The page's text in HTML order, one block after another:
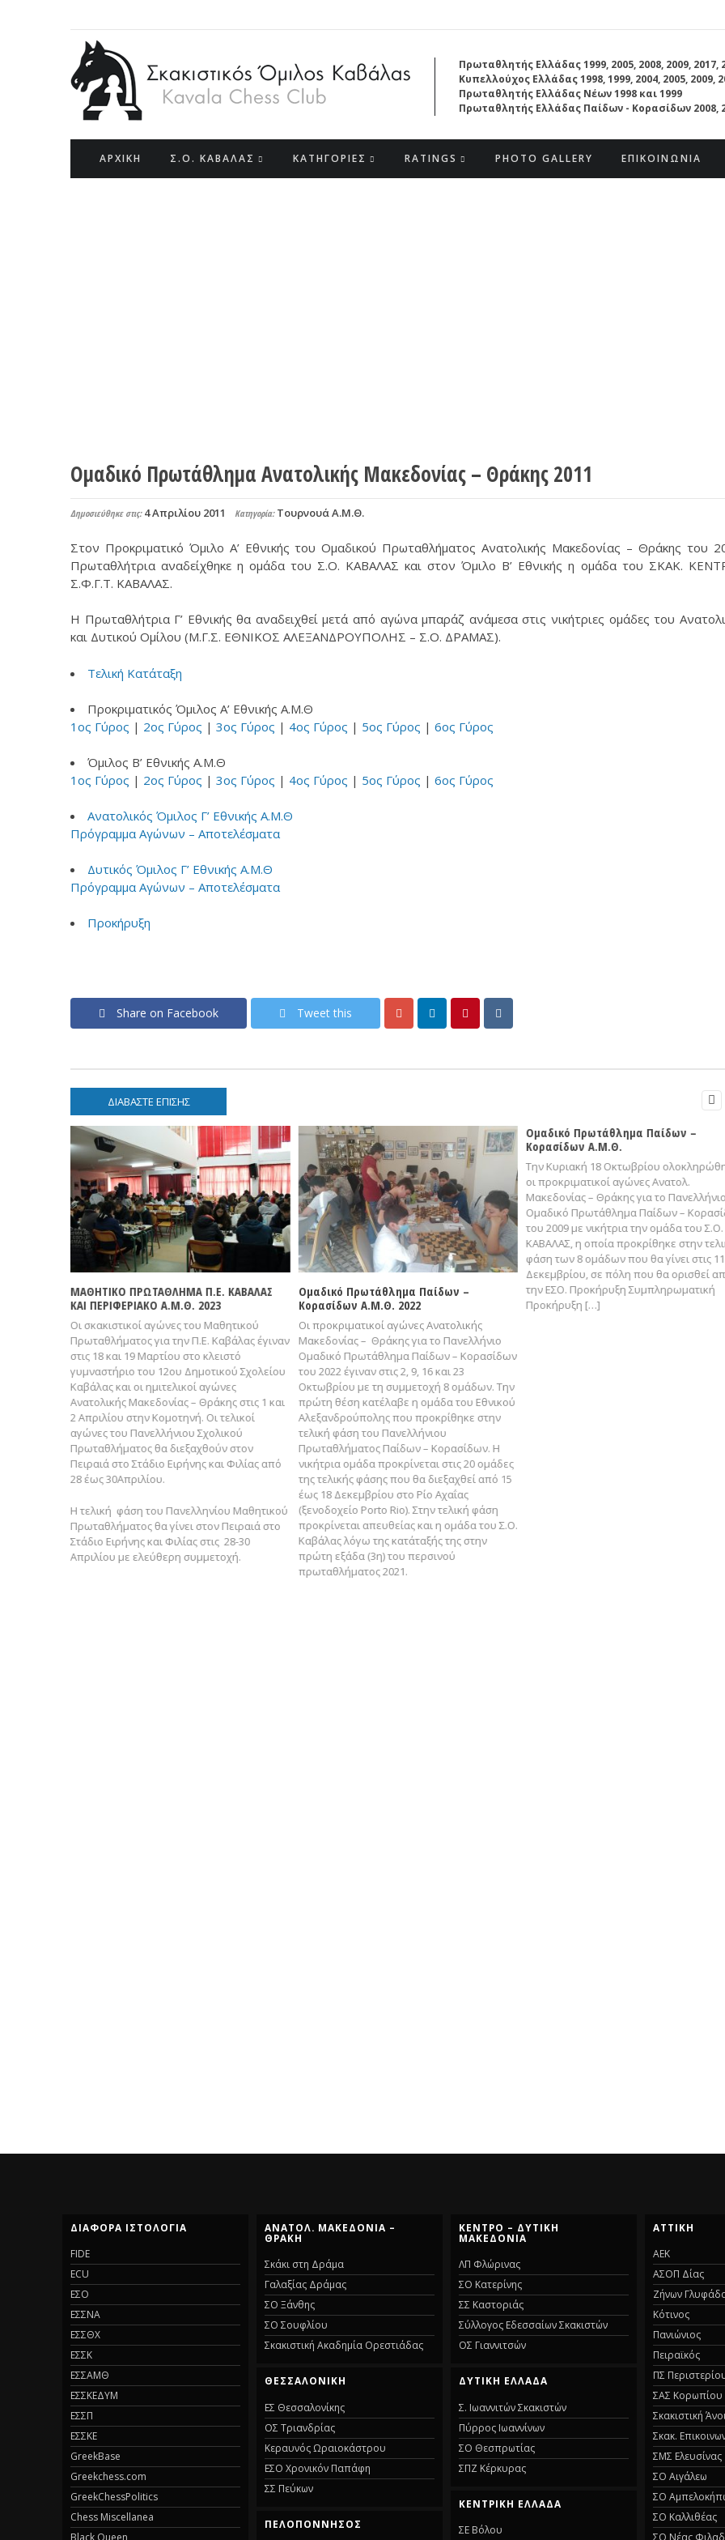
Πρωταθλητής Ελλάδας 1999, 2005, 2008, 2009, 2017,
Κυπελλούχος Ελλάδας 1998, 1999, 2004, 2005, 2009,
Πρωταθλητής Ελλάδας Νέων 1998 και 1999
Πρωταθλητής Ελλάδας Παίδων - Κορασίδων 2008,
ΑΡΧΙΚΗ Σ.Ο. ΚΑΒΑΛΑΣ ΚΑΤΗΓΟΡΙΕΣ RATINGS PHOTO GALLERY ΕΠΙΚΟΙΝΩΝΙΑ
Ομαδικό Πρωτάθλημα Ανατολικής Μακεδονίας – Θράκης 2011
Δημοσιεύθηκε στις: 4 Απριλίου 2011 Κατηγορία: Τουρνουά Α.Μ.Θ.
Στον Προκριματικό Όμιλο Α’ Εθνικής του Ομαδικού Πρωταθλήματος Ανατολικής Μακεδονίας – Θράκης του
Πρωταθλήτρια αναδείχθηκε η ομάδα του Σ.Ο. ΚΑΒΑΛΑΣ και στον Όμιλο Β’ Εθνικής η ομάδα του ΣΚΑΚ.
Σ.Φ.Γ.Τ. ΚΑΒΑΛΑΣ.
Η Πρωταθλήτρια Γ’ Εθνικής θα αναδειχθεί μετά από αγώνα μπαράζ ανάμεσα στις νικήτριες ομάδες του
και Δυτικού Ομίλου (Μ.Γ.Σ. ΕΘΝΙΚΟΣ ΑΛΕΞΑΝΔΡΟΥΠΟΛΗΣ – Σ.Ο. ΔΡΑΜΑΣ).
Τελική Κατάταξη
Προκριματικός Όμιλος Α’ Εθνικής Α.Μ.Θ
1ος Γύρος | 2ος Γύρος | 3ος Γύρος | 4ος Γύρος | 5ος Γύρος | 6ος Γύρος
Όμιλος Β’ Εθνικής Α.Μ.Θ
1ος Γύρος | 2ος Γύρος | 3ος Γύρος | 4ος Γύρος | 5ος Γύρος | 6ος Γύρος
Ανατολικός Όμιλος Γ’ Εθνικής Α.Μ.Θ
Πρόγραμμα Αγώνων – Αποτελέσματα
Δυτικός Όμιλος Γ’ Εθνικής Α.Μ.Θ
Πρόγραμμα Αγώνων – Αποτελέσματα
Προκήρυξη
Share on Facebook Tweet this
ΔΙΑΒΑΣΤΕ ΕΠΙΣΗΣ
ΜΑΘΗΤΙΚΟ ΠΡΩΤΑΘΛΗΜΑ Π.Ε. ΚΑΒΑΛΑΣ
ΚΑΙ ΠΕΡΙΦΕΡΙΑΚΟ Α.Μ.Θ. 2023
Οι σκακιστικοί αγώνες του Μαθητικού
Πρωταθλήματος για την Π.Ε. Καβάλας έγιναν
στις 18 και 19 Μαρτίου στο κλειστό
γυμναστήριο του 12ου Δημοτικού Σχολείου
Καβάλας και οι ημιτελικοί αγώνες
Ανατολικής Μακεδονίας – Θράκης στις 1 και
2 Απριλίου στην Κομοτηνή. Οι τελικοί
αγώνες του Πανελλήνιου Σχολικού
Πρωταθλήματος θα διεξαχθούν στον
Πειραιά στο Στάδιο Ειρήνης και Φιλίας από
28 έως 30Απριλίου.
Η τελική φάση του Πανελληνίου Μαθητικού
Πρωταθλήματος θα γίνει στον Πειραιά στο
Στάδιο Ειρήνης και Φιλίας στις 28-30
Απριλίου με ελεύθερη συμμετοχή.
Ομαδικό Πρωτάθλημα Παίδων –
Κορασίδων Α.Μ.Θ. 2022
Οι προκριματικοί αγώνες Ανατολικής
Μακεδονίας – Θράκης για το Πανελλήνιο
Ομαδικό Πρωτάθλημα Παίδων – Κορασίδων
του 2022 έγιναν στις 2, 9, 16 και 23
Οκτωβρίου με τη συμμετοχή 8 ομάδων. Την
πρώτη θέση κατέλαβε η ομάδα του Εθνικού
Αλεξανδρούπολης που προκρίθηκε στην
τελική φάση του Πανελλήνιου
Πρωταθλήματος Παίδων – Κορασίδων. Η
νικήτρια ομάδα προκρίνεται στις 20 ομάδες
της τελικής φάσης που θα διεξαχθεί από 15
έως 18 Δεκεμβρίου στο Ρίο Αχαΐας
(ξενοδοχείο Porto Rio). Στην τελική φάση
προκρίνεται απευθείας και η ομάδα του Σ.Ο.
Καβάλας λόγω της κατάταξής της στην
πρώτη εξάδα (3η) του περσινού
πρωταθλήματος 2021.
Ομαδικό Πρωτάθλημα Παίδων –
Κορασίδων Α.Μ.Θ.
Την Κυριακή 18 Οκτωβρίου
οι προκριματικοί αγώνες Ανατολ.
Μακεδονίας – Θράκης για το Πανελλήνιο
Ομαδικό Πρωτάθλημα Παίδων –
του 2009 με νικήτρια την ομάδα του Σ.Ο.
ΚΑΒΑΛΑΣ, η οποία προκρίθηκε στην
φάση των 8 ομάδων που θα γίνει στις
Δεκεμβρίου, σε πόλη που θα ορισθεί
την ΕΣΟ. Προκήρυξη Συμπληρωματική
Προκήρυξη […]

ΔΙΑΦΟΡΑ ΙΣΤΟΛΟΓΙΑ
FIDE
ECU
ΕΣΟ
ΕΣΣΝΑ
ΕΣΣΘΧ
ΕΣΣΚ
ΕΣΣΑΜΘ
ΕΣΣΚΕΔΥΜ
ΕΣΣΠ
ΕΣΣΚΕ
GreekBase
Greekchess.com
GreekChessPolitics
Chess Miscellanea
ΑΝΑΤΟΛ. ΜΑΚΕΔΟΝΙΑ –
ΘΡΑΚΗ
Σκάκι στη Δράμα
Γαλαξίας Δράμας
ΣΟ Ξάνθης
ΣΟ Σουφλίου
Σκακιστική Ακαδημία Ορεστιάδας
ΘΕΣΣΑΛΟΝΙΚΗ
ΕΣ Θεσσαλονίκης
ΟΣ Τριανδρίας
Κεραυνός Ωραιοκάστρου
ΕΣΟ Χρονικόν Παπάφη
ΣΣ Πεύκων
ΠΕΛΟΠΟΝΝΗΣΟΣ
ΚΕΝΤΡΟ – ΔΥΤΙΚΗ
ΜΑΚΕΔΟΝΙΑ
ΛΠ Φλώρινας
ΣΟ Κατερίνης
ΣΣ Καστοριάς
Σύλλογος Εδεσσαίων Σκακιστών
ΟΣ Γιαννιτσών
ΔΥΤΙΚΗ ΕΛΛΑΔΑ
Σ. Ιωαννιτών Σκακιστών
Πύρρος Ιωαννίνων
ΣΟ Θεσπρωτίας
ΣΠΖ Κέρκυρας
ΚΕΝΤΡΙΚΗ ΕΛΛΑΔΑ
ΣΕ Βόλου
ΑΤΤΙΚΗ
ΑΕΚ
ΑΣΟΠ Δίας
Ζήνων
Κότινος
Πανιώνιος
Πειραϊκός
ΠΣ
ΣΑΣ Κορωπίου
Σκακιστική
Σκακ.
ΣΜΣ Ελευσίνας
ΣΟ Αιγάλεω
ΣΟ
ΣΟ Καλλιθέας